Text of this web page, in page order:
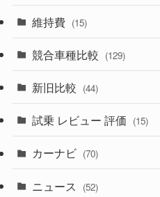
(356)
(328)
(194)
(230)
(253)
(85)
(84)
(14)
(222)
(50)
(43)
(58)
(28)
(3)
(3)
(5)
(1)
(5)
(7)
(5)
維持費 (15)
競合車種比較 (129)
新旧比較 (44)
試乗 レビュー 評価 (15)
カーナビ (70)
ニュース (52)